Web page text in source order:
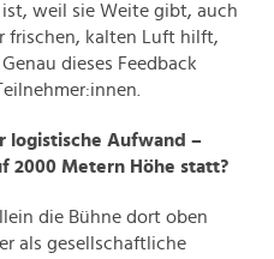
weil sie Weite gibt, auch
frischen, kalten Luft hilft,
dieses Feedback
logistische Aufwand –
2000 Metern Höhe statt?
die Bühne dort oben
als gesellschaftliche